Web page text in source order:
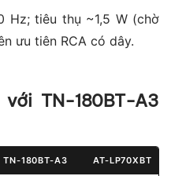
Hz; tiêu thụ ~1,5 W (chờ
ưu tiên RCA có dây.
TN-180BT-A3
TN-180BT-A3 AT-LP70XBT